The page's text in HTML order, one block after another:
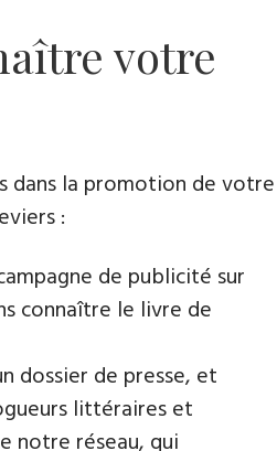
votre
dans la promotion de votre
:
de publicité sur
connaître le livre de
dossier de presse, et
littéraires et
notre réseau, qui